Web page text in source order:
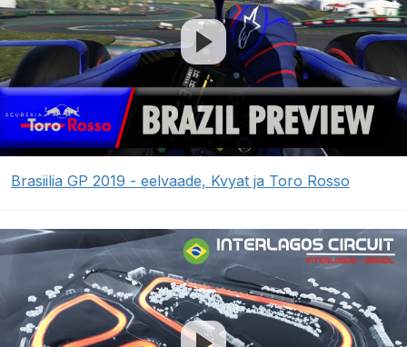
Brasiilia GP 2019 - eelvaade, Kvyat ja Toro Rosso